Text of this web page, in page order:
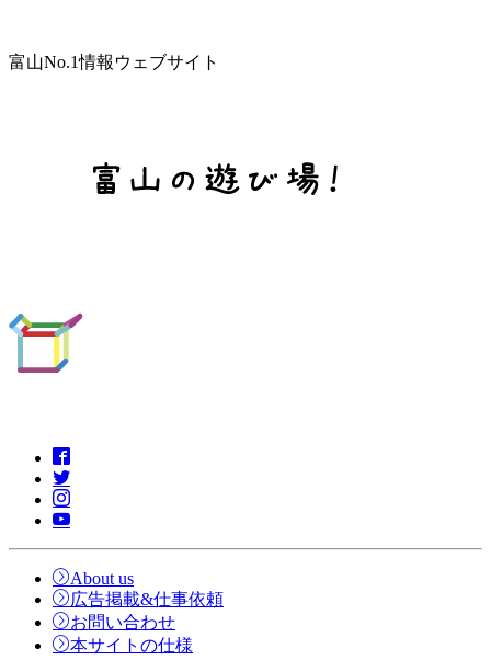
富山No.1情報ウェブサイト
About us
広告掲載&仕事依頼
お問い合わせ
本サイトの仕様